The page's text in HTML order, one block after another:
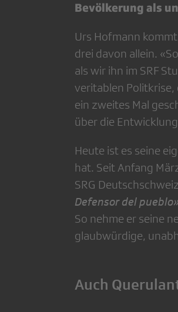
Bevölkerung als
Urs Hofmann
drei davon allein.
als wir ihn im SRF
veritablen Politkrise,
ein zweites Mal
über die
Heute ist es seine
hat. Seit Anfang
SRG
Defensor del pueblo»
So nehme er seine
glaubwürdige,
Auch